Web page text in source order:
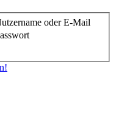
oder E-Mail